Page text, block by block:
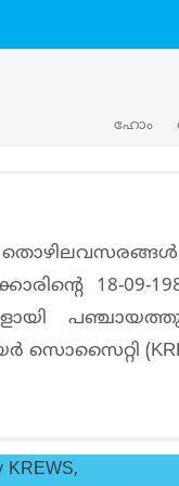
Main
ഹോം
18-
KREWS,